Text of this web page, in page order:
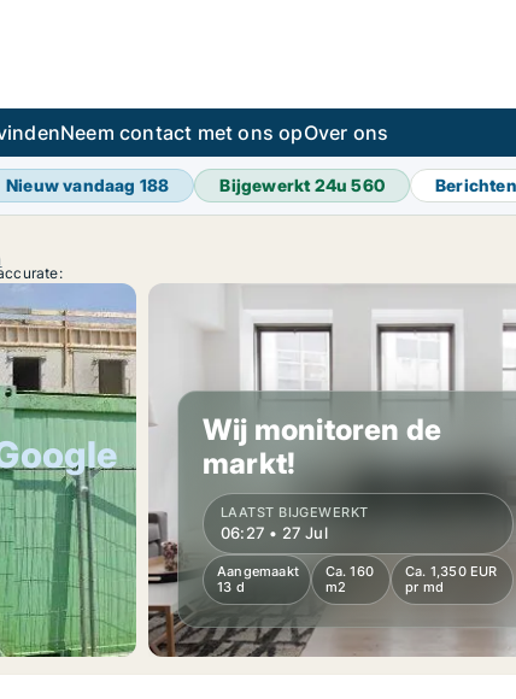
Neem contact met ons opOver ons
Nieuw vandaag 188 Bijgewerkt 24u560
Wij monitoren de
markt!
LAATST BIJGEWERKT
06:27 • 27 Jul
Aangemaakt
13 d
Ca. 160
m2
Ca. 1,350 EUR
pr md